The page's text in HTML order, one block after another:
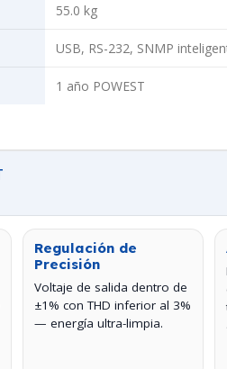
55.0 kg
USB, RS-232, SNMP
1 año POWEST
Regulación de
Precisión
Voltaje de salida dentro de
±1% con THD inferior al 3%
— energía ultra-limpia.